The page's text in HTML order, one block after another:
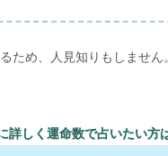
ため、人見知りもしませ
詳しく運命数で占いたい方